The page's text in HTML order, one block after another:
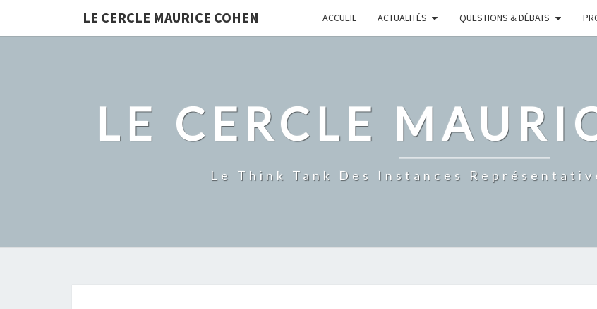
LE CERCLE MAURICE COHEN ACCUEIL ACTUALITÉS QUESTIONS & DÉBATS
LE CERCLE
Le Think Tank Des Instances